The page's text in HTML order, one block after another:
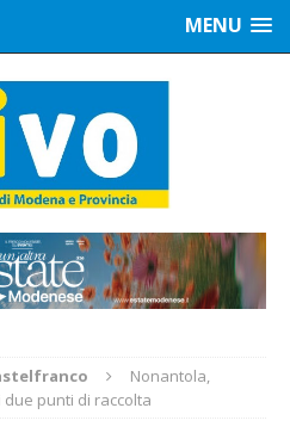
MENU
Nonantola,
due punti di raccolta